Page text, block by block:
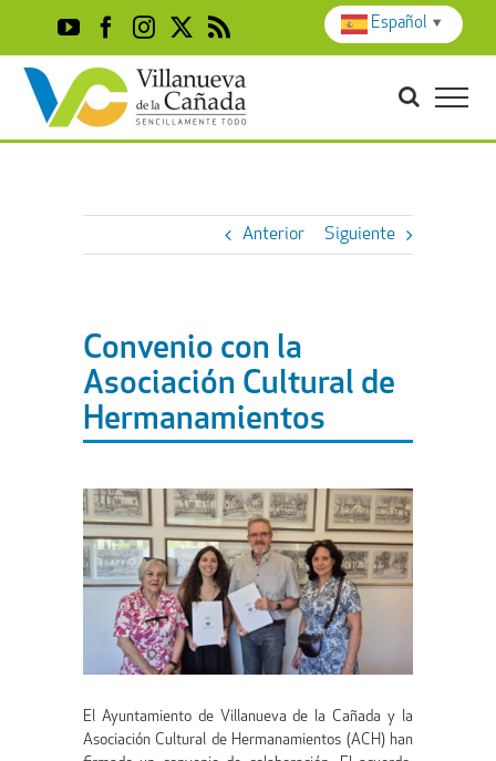
content
YouTubeFacebook
Instagram
X Rss
Anterior Siguiente
Convenio con la
Asociación Cultural de
Hermanamientos
El Ayuntamiento de Villanueva de la Cañada y la
Asociación Cultural de Hermanamientos (ACH) han
Español ▼